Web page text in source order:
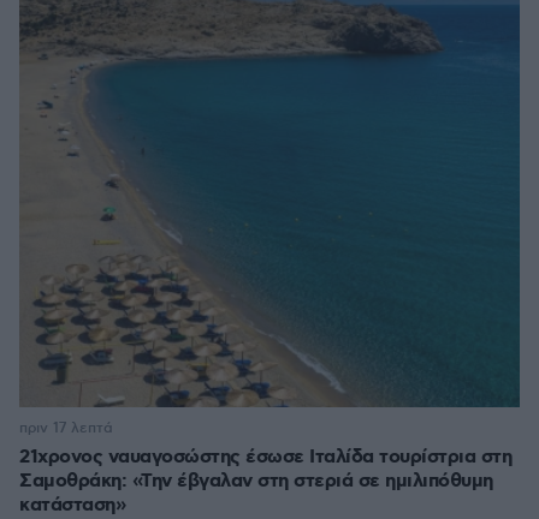
21χρονος ναυαγοσώστης έσωσε Ιταλίδα τουρίστρια στη
Σαμοθράκη: «Την έβγαλαν στη στεριά σε ημιλιπόθυμη
κατάσταση»
πριν 17 λεπτά